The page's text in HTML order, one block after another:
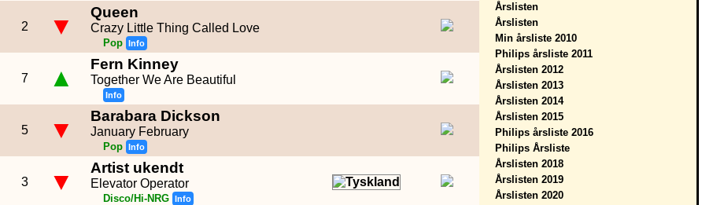
2 ▼ Queen
Crazy Little Thing Called Love
Pop Info
7 ▲ Fern Kinney
Together We Are Beautiful
Info
5 ▼ Barabara Dickson
January February
Pop Info
3 ▼ Artist ukendt
Elevator Operator
Disco/Hi-NRG Info
Årslisten
Årslisten
Min årsliste 2010
Philips årsliste 2011
Årslisten 2012
Årslisten 2013
Årslisten 2014
Årslisten 2015
Philips årsliste 2016
Philips Årsliste
Årslisten 2018
Årslisten 2019
Årslisten 2020